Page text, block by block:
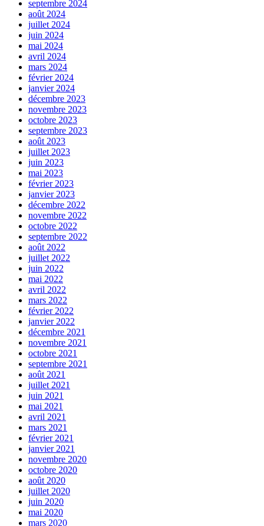
septembre 2024
août 2024
juillet 2024
juin 2024
mai 2024
avril 2024
mars 2024
février 2024
janvier 2024
décembre 2023
novembre 2023
octobre 2023
septembre 2023
août 2023
juillet 2023
juin 2023
mai 2023
février 2023
janvier 2023
décembre 2022
novembre 2022
octobre 2022
septembre 2022
août 2022
juillet 2022
juin 2022
mai 2022
avril 2022
mars 2022
février 2022
janvier 2022
décembre 2021
novembre 2021
octobre 2021
septembre 2021
août 2021
juillet 2021
juin 2021
mai 2021
avril 2021
mars 2021
février 2021
janvier 2021
novembre 2020
octobre 2020
août 2020
juillet 2020
juin 2020
mai 2020
mars 2020